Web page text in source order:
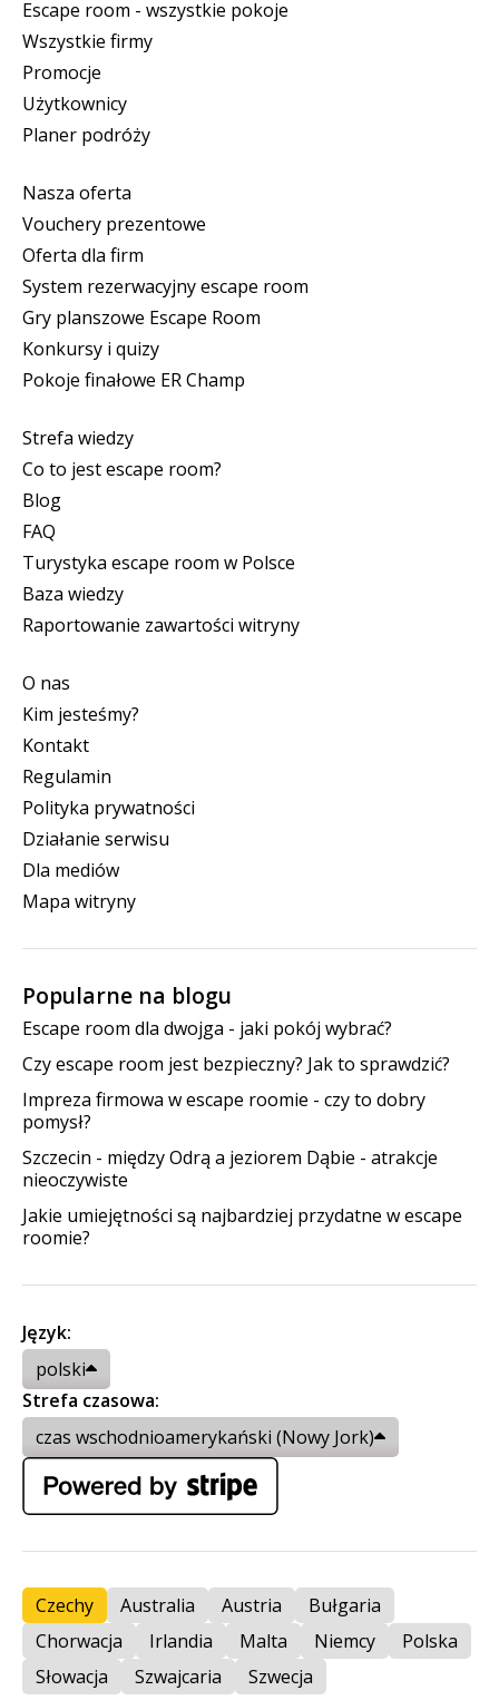
Escape room - wszystkie pokoje
Wszystkie firmy
Promocje
Użytkownicy
Planer podróży
Nasza oferta
Vouchery prezentowe
Oferta dla firm
System rezerwacyjny escape room
Gry planszowe Escape Room
Konkursy i quizy
Pokoje finałowe ER Champ
Strefa wiedzy
Co to jest escape room?
Blog
FAQ
Turystyka escape room w Polsce
Baza wiedzy
Raportowanie zawartości witryny
O nas
Kim jesteśmy?
Kontakt
Regulamin
Polityka prywatności
Działanie serwisu
Dla mediów
Mapa witryny
Popularne na blogu
Escape room dla dwojga - jaki pokój wybrać?
Czy escape room jest bezpieczny? Jak to sprawdzić?
Impreza firmowa w escape roomie - czy to dobry
pomysł?
Szczecin - między Odrą a jeziorem Dąbie - atrakcje
nieoczywiste
Jakie umiejętności są najbardziej przydatne w escape
roomie?
Język:
polski
Strefa czasowa:
czas wschodnioamerykański (Nowy Jork)
Czechy Australia Austria
Bułgaria
Chorwacja
Irlandia Malta Niemcy
Polska
Słowacja
Szwajcaria Szwecja